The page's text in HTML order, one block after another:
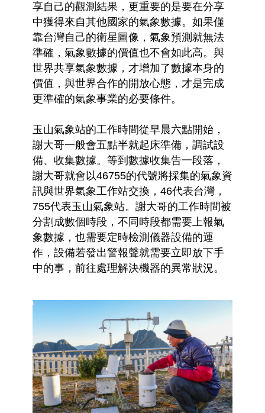
享自己的觀測結果，更重要的是要在分享
中獲得來自其他國家的氣象數據。如果僅
靠台灣自己的衛星圖像，氣象預測就無法
準確，氣象數據的價值也不會如此高。與
世界共享氣象數據，才增加了數據本身的
價值，與世界合作的開放心態，才是完成
更準確的氣象事業的必要條件。
玉山氣象站的工作時間從早晨六點開始，
謝大哥一般會五點半就起床準備，調試設
備、收集數據。等到數據收集告一段落，
謝大哥就會以46755的代號將採集的氣象資
訊與世界氣象工作站交換，46代表台灣，
755代表玉山氣象站。謝大哥的工作時間被
分割成數個時段，不同時段都需要上報氣
象數據，也需要定時檢測儀器設備的運
作，設備若發出警報聲就需要立即放下手
中的事，前往處理解決機器的異常狀況。